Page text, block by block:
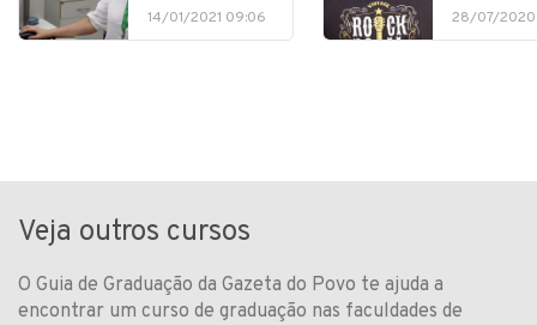
14/01/2021 09:06 28/07/2020
Veja outros cursos
O Guia de Graduação da Gazeta do Povo te ajuda a
encontrar um curso de graduação nas faculdades de